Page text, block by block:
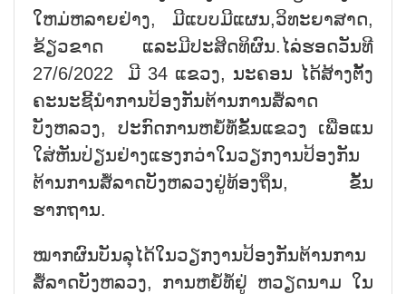
ໃຫມ່ຫລາຍຢ່າງ, ມີແບບມີແຜນ,ວິທະຍາສາດ,
ຂ້ຽວຂາດ ແລະມີປະສິດທິຜົນ.ໄລ່ຮອດວັນທີ
27/6/2022 ມີ 34 ແຂວງ, ນະຄອນ ໄດ້ສ້າງຕັ້ງ
ຄະນະຊີ້ນຳການປ້ອງກັນຕ້ານການສໍ້ລາດ
ບັງຫລວງ, ປະກົດການຫຍໍ້ທໍ້ຂັ້ນແຂວງ ເພື່ອແນ
ໃສ່ຫັນປ່ຽນຢ່າງແຮງກວ່າໃນວຽກງານປ້ອງກັນ
ຕ້ານການສໍ້ລາດບັງຫລວງຢູ່ທ້ອງຖິ່ນ, ຂັ້ນ
ຮາກຖານ.
ໝາກຜົນບັນລຸໄດ້ໃນວຽກງານປ້ອງກັນຕ້ານການ
ສໍ້ລາດບັງຫລວງ, ການຫຍໍ້ທໍ້ຢູ່ ຫວຽດນາມ ໃນ